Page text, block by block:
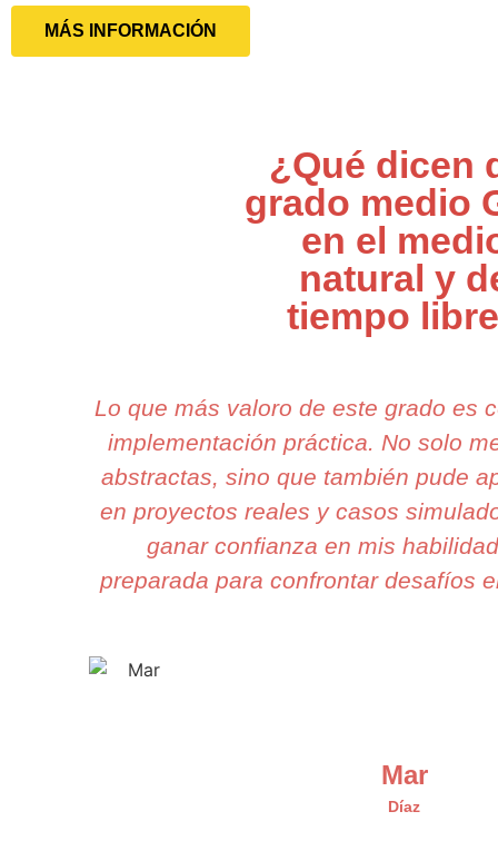
MÁS INFORMACIÓN
¿Qué dicen
grado medio
en el
natural y
tiempo
Lo que más valoro de este grado es
implementación práctica. No solo
abstractas, sino que también pude
en proyectos reales y casos
ganar confianza en mis
preparada para confrontar desafíos
Mar
Díaz